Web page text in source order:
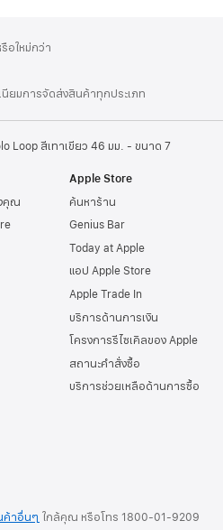
อใหม่กว่า
ยมการจัดส่งสินค้าทุกประเภท
Loop สีเทาเขียว 46 มม. - ขนาด 7
คุณ
Apple Store
ค้นหาร้าน
Genius Bar
Today at Apple
แอป Apple Store
Apple Trade In
บริการด้านการเงิน
โครงการรีไซเคิลของ Apple
สถานะคำสั่งซื้อ
บริการช่วยเหลือด้านการซื้อ
ค้าอื่นๆ ใกล้คุณ หรือโทร 1800-01-9209